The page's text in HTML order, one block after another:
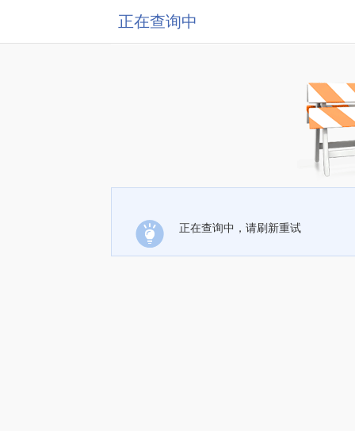
正在查询中
正在查询中，请刷新重试